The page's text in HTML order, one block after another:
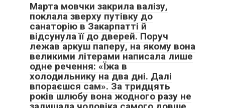
Марта мовчки закрила валізу,
поклала зверху путівку до
санаторію в Закарпатті й
відсунула її до дверей. Поруч
лежав аркуш паперу, на якому вона
великими літерами написала лише
одне речення: «Їжа в
холодильнику на два дні. Далі
впораєшся сам». За тридцять
років шлюбу вона жодного разу не